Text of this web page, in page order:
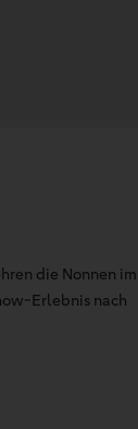
die Nonnen im
Erlebnis nach